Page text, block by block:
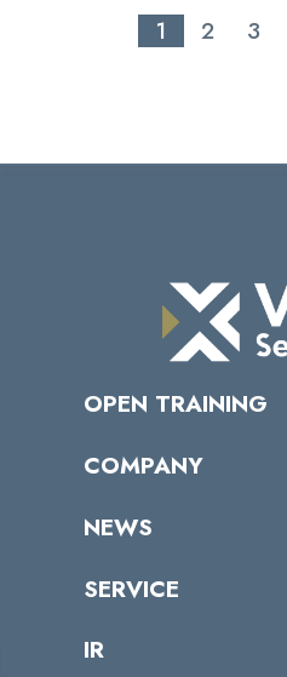
るサイバーリスクへの備
す。 国際船級協会連合（
1 2 3
OPEN TRAINING
受講者の声
COMPANY
トップメッセージ
ミッション／ビジョ
パートナー企業一覧
NEWS
サイバーニュース
SERVICE
カテゴリー別サービ
IR